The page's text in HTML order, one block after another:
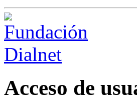
Acceso de